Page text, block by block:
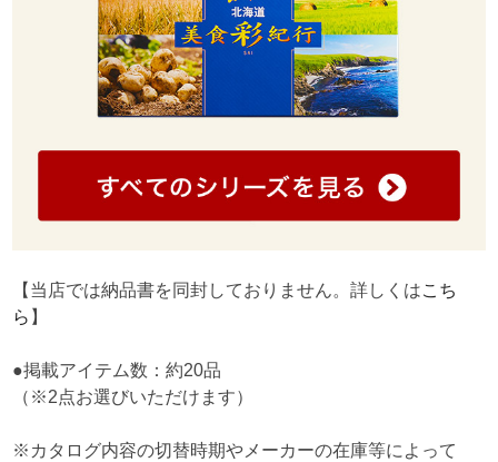
【当店では納品書を同封しておりません。詳しくはこち
ら 】
●掲載アイテム数：約20品
（※2点お選びいただけます）
※カタログ内容の切替時期やメーカーの在庫等によって